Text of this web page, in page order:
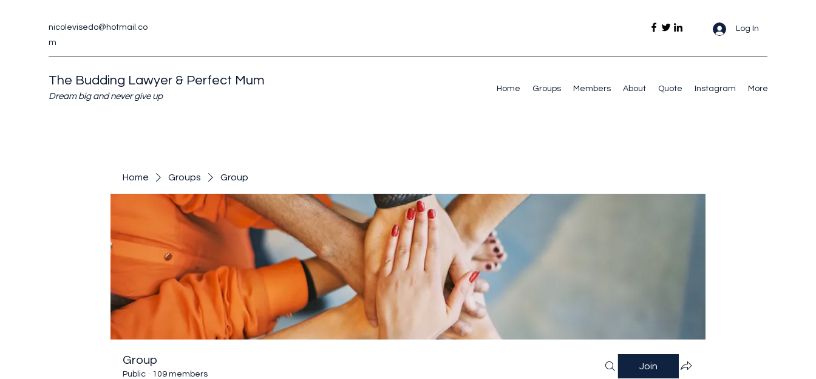
nicolevisedo@hotmail.co
m
Log In
The Budding Lawyer & Perfect Mum
Dream big and never give up
Home Groups Members About Quote Instagram More
Home Groups Group
Group
Public · 109 members
Join